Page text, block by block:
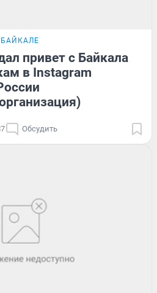
БАЙКАЛЕ
привет с Байкала
в Instagram
Обсудить